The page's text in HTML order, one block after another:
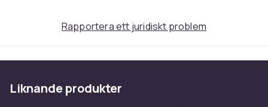
Intern lagringskapacitet
Mobil nätverksgeneration
Rapportera ett juridiskt problem
Liknande produkter